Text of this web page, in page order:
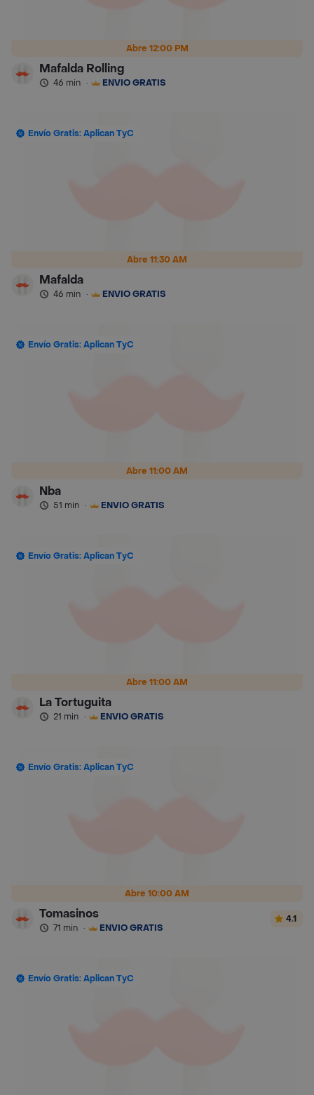
Abre 12:00 PM
Mafalda Rolling
46 min · ENVÍO GRATIS
Abre 11:30 AM
Envío Gratis: Aplican TyC
Mafalda
46 min · ENVÍO GRATIS
Abre 11:00 AM
Envío Gratis: Aplican TyC
Nba
51 min · ENVÍO GRATIS
Abre 11:00 AM
Envío Gratis: Aplican TyC
La Tortuguita
21 min · ENVÍO GRATIS
Abre 10:00 AM
Envío Gratis: Aplican TyC
Tomasinos
71 min · ENVÍO GRATIS
4.1
Envío Gratis: Aplican TyC